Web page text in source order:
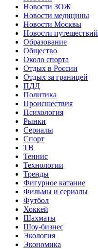
Новости ЗОЖ
Новости медицины
Новости Москвы
Новости путешествий
Образование
Общество
Около спорта
Отдых в России
Отдых за границей
ПДД
Политика
Происшествия
Психология
Рынки
Сериалы
Спорт
ТВ
Теннис
Технологии
Тренды
Фигурное катание
Фильмы и сериалы
Футбол
Хоккей
Шахматы
Шоу-бизнес
Экология
Экономика